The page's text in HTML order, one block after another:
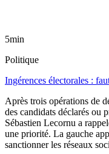
5min
Politique
Ingérences électorales :
Après trois opérations de
des candidats déclarés ou
Sébastien Lecornu a
une priorité. La gauche
sanctionner les réseaux